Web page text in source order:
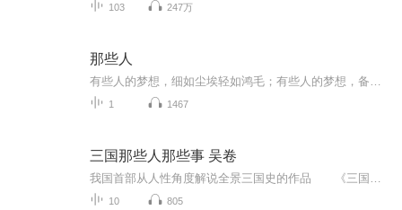
103 247万
那些人
1 1467
三国那些人那些事 吴卷
10 805